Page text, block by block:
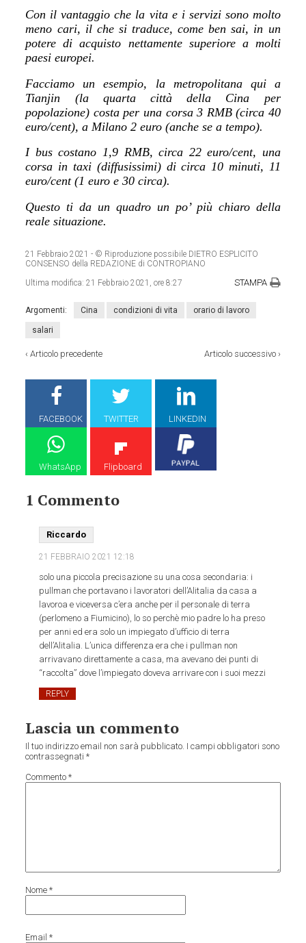
Con il vantaggio che la vita e i servizi sono molto
meno cari, il che si traduce, come ben sai, in un
potere di acquisto nettamente superiore a molti
paesi europei.
Facciamo un esempio, la metropolitana qui a
Tianjin (la quarta città della Cina per
popolazione) costa per una corsa 3 RMB (circa 40
euro/cent), a Milano 2 euro (anche se a tempo).
I bus costano 1,9 RMB, circa 22 euro/cent, una
corsa in taxi (diffusissimi) di circa 10 minuti, 11
euro/cent (1 euro e 30 circa).
Questo ti da un quadro un po’ più chiaro della
reale situazione.
21 Febbraio 2021 - © Riproduzione possibile DIETRO ESPLICITO
CONSENSO della REDAZIONE di CONTROPIANO
Ultima modifica:21 Febbraio 2021, ore 8:27 STAMPA
Argomenti: Cina condizioni di vita orario di lavoro
salari
‹Articolo precedente Articolo successivo›
FACEBOOK TWITTER LINKEDIN
WhatsApp Flipboard
1 Commento
Riccardo
21 FEBBRAIO 2021 12:18
solo una piccola precisazione su una cosa secondaria: i
pullman che portavano i lavoratori dell’Alitalia da casa a
lavoroa e viceversa c’era anche per il personale di terra
(perlomeno a Fiumicino), lo so perchè mio padre lo ha preso
per anni ed era solo un impiegato d’ufficio di terra
dell’Alitalia. L’unica differenza era che i pullman non
arrivavano direttamente a casa, ma avevano dei punti di
“raccolta” dove l’impiegato doveva arrivare con i suoi mezzi
REPLY
Lascia un commento
Il tuo indirizzo email non sarà pubblicato. I campi obbligatori sono
contrassegnati*
Commento*
Nome*
Email*